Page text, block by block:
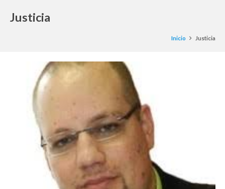
Justicia
Inicio Justicia